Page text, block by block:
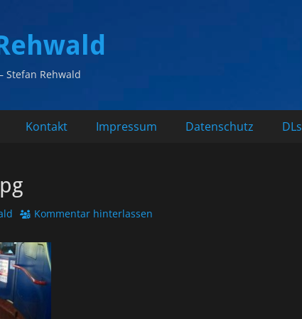
Stefan Rehwald
Kontakt Impressum Datenschutz DLs
Kommentar hinterlassen